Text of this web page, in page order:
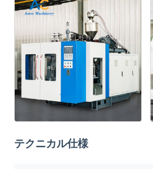
テクニカル仕様